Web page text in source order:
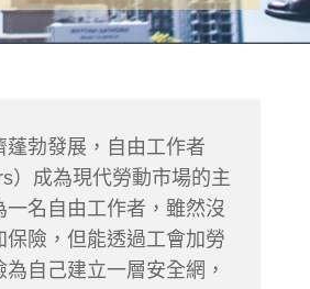
蓬勃發展，自由工作者
）成為現代勞動市場的主
一名自由工作者，雖然沒
保險，但能透過工會加勞
自己建立一層安全網，